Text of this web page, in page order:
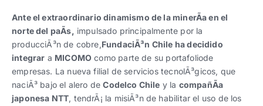
Ver todo
Español|English
Español|English
progresivos de gestión
Ver todos
Ante el extraordinario dinamismo de la minerÃ­a en el
norte del paÃ­s, impulsado principalmente por la
producciÃ³n de cobre,FundaciÃ³n Chile ha decidido
integrar a MICOMO como parte de su portafoliode
empresas. La nueva filial de servicios tecnolÃ³gicos, que
naciÃ³ bajo el alero deCodelco Chile y la compañÃ­a
japonesa NTT, tendrÃ¡ la misiÃ³n de habilitar el uso de los